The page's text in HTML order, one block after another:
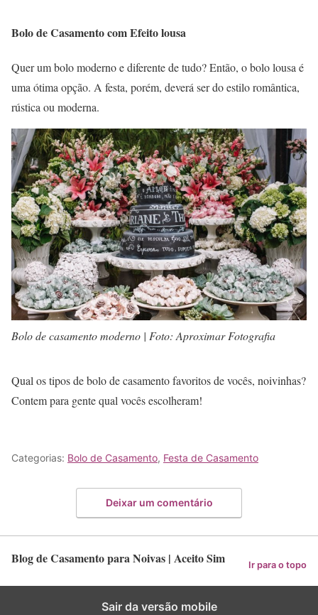
Bolo de Casamento com Efeito lousa
Quer um bolo moderno e diferente de tudo? Então, o bolo lousa é
uma ótima opção. A festa, porém, deverá ser do estilo romântica,
rústica ou moderna.
Bolo de casamento moderno | Foto: Aproximar Fotografia
Qual os tipos de bolo de casamento favoritos de vocês, noivinhas?
Contem para gente qual vocês escolheram!
Categorias: Bolo de Casamento, Festa de Casamento
Deixar um comentário
Blog de Casamento para Noivas | Aceito Sim Ir para o topo
Sair da versão mobile